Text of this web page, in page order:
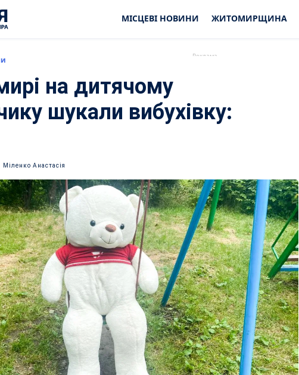
МІСЦЕВІ НОВИНИ ЖИТОМИРЩИНА
на дитячому
шукали вибухівку:
Міленко Анастасія